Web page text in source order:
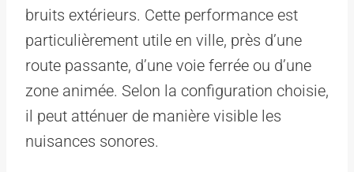
bruits extérieurs. Cette performance est
particulièrement utile en ville, près d’une
route passante, d’une voie ferrée ou d’une
zone animée. Selon la configuration choisie,
il peut atténuer de manière visible les
nuisances sonores.